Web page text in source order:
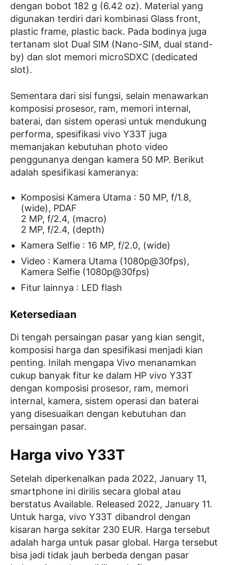
dengan bobot 182 g (6.42 oz). Material yang
digunakan terdiri dari kombinasi Glass front,
plastic frame, plastic back. Pada bodinya juga
tertanam slot Dual SIM (Nano-SIM, dual stand-
by) dan slot memori microSDXC (dedicated
slot).
Sementara dari sisi fungsi, selain menawarkan
komposisi prosesor, ram, memori internal,
baterai, dan sistem operasi untuk mendukung
performa, spesifikasi vivo Y33T juga
memanjakan kebutuhan photo video
penggunanya dengan kamera 50 MP. Berikut
adalah spesifikasi kameranya:
Komposisi Kamera Utama : 50 MP, f/1.8,
(wide), PDAF
2 MP, f/2.4, (macro)
2 MP, f/2.4, (depth)
Kamera Selfie : 16 MP, f/2.0, (wide)
Video : Kamera Utama (1080p@30fps),
Kamera Selfie (1080p@30fps)
Fitur lainnya : LED flash
Ketersediaan
Di tengah persaingan pasar yang kian sengit,
komposisi harga dan spesifikasi menjadi kian
penting. Inilah mengapa Vivo menanamkan
cukup banyak fitur ke dalam HP vivo Y33T
dengan komposisi prosesor, ram, memori
internal, kamera, sistem operasi dan baterai
yang disesuaikan dengan kebutuhan dan
persaingan pasar.
Harga vivo Y33T
Setelah diperkenalkan pada 2022, January 11,
smartphone ini dirilis secara global atau
berstatus Available. Released 2022, January 11.
Untuk harga, vivo Y33T dibandrol dengan
kisaran harga sekitar 230 EUR. Harga tersebut
adalah harga untuk pasar global. Harga tersebut
bisa jadi tidak jauh berbeda dengan pasar